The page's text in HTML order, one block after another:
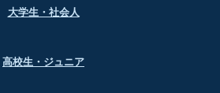
大学生・社会人
高校生・ジュニア